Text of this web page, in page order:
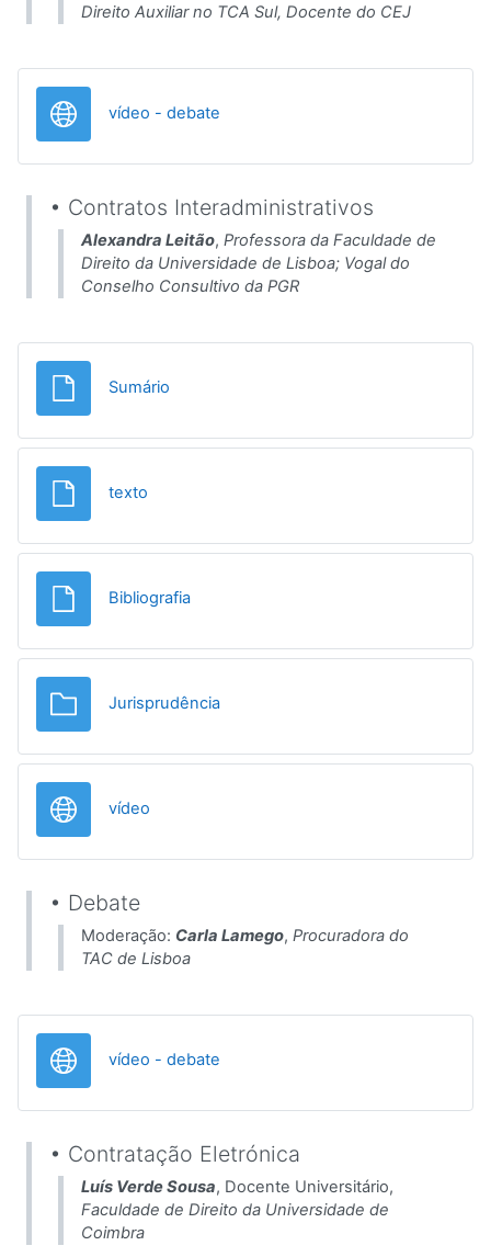
Direito Auxiliar no TCA Sul, Docente do CEJ
vídeo - debate
• Contratos Interadministrativos
Alexandra Leitão, Professora da Faculdade de
Direito da Universidade de Lisboa; Vogal do
Conselho Consultivo da PGR
Sumário
texto
BibliografiaFicheiro
JurisprudênciaPasta
vídeo
• Debate
Moderação: Carla Lamego, Procuradora do
TAC de Lisboa
vídeo - debate
• Contratação Eletrónica
Luís Verde Sousa, Docente Universitário,
Faculdade de Direito da Universidade de
Coimbra